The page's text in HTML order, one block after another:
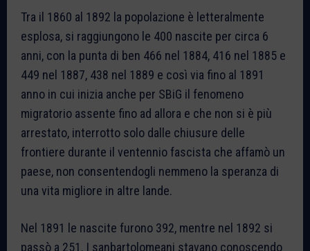
Tra il 1860 al 1892 la popolazione è letteralmente
esplosa, si raggiungono le 400 nascite per circa 6
anni, con la punta di ben 466 nel 1884, 416 nel 1885 e
449 nel 1887, 438 nel 1889 e così via fino al 1891
anno in cui inizia anche per SBiG il fenomeno
migratorio assente fino ad allora e che non si è più
arrestato, interrotto solo dalle chiusure delle
frontiere durante il ventennio fascista che affamò un
paese, non consentendogli nemmeno la speranza di
una vita migliore in altre lande.
Nel 1891 le nascite furono 392, mentre nel 1892 si
passò a 251. I sanbartolomeani stavano conoscendo